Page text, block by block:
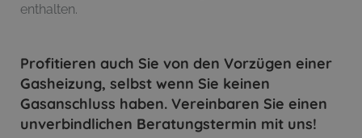
enthalten.
Profitieren auch Sie von den Vorzügen einer
Gasheizung, selbst wenn Sie keinen
Gasanschluss haben. Vereinbaren Sie einen
unverbindlichen Beratungstermin mit uns!